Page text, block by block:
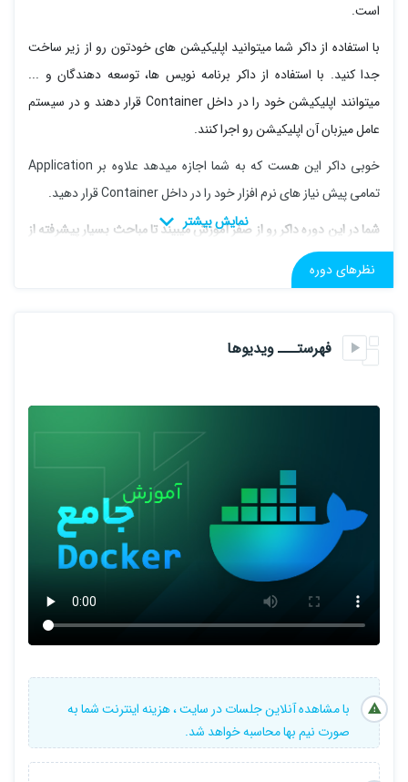
است.
با استفاده از داکر شما میتوانید اپلیکیشن های خودتون رو از زیر ساخت
جدا کنید. با استفاده از داکر برنامه نویس ها، توسعه دهندگان و ...
میتوانند اپلیکیشن خود را در داخل Container قرار دهند و در سیستم
عامل میزبان آن اپلیکیشن رو اجرا کنند.
خوبی داکر این هست که به شما اجازه میدهد علاوه بر Application
تمامی پیش نیاز های نرم افزار خود را در داخل Container قرار دهید.
شما در این دوره داکر رو از صفر آموزش میبیند تا مباحث بسیار پیشرفته از
داکر پیش خواهیم رفت
باشد.
برای کسب اطلاعات بیشتر لطفا ویدیو معرفی دوره رو مشاهده کنید.
نظرهای دوره
فهرستـــ ویدیوها
با مشاهده آنلاین جلسات در سایت ، هزینه اینترنت شما به
صورت نیم بها محاسبه خواهد شد.